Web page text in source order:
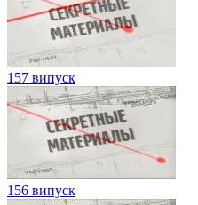
157 випуск
156 випуск